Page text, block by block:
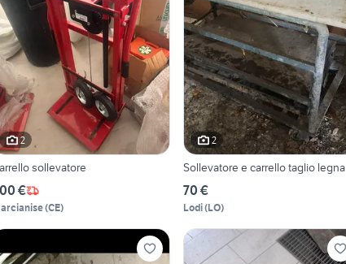
2
sollevatore
€
(CE)
2
Sollevatore e carrello taglio legna
70 €
Lodi(LO)